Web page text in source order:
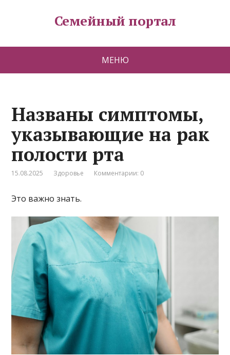
Семейный портал
МЕНЮ
Названы симптомы,
указывающие на рак
полости рта
15.08.2025 Здоровье Комментарии: 0
Это важно знать.